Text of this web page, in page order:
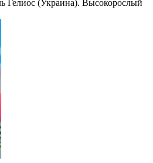
Гелиос (Украина). Высокорослый